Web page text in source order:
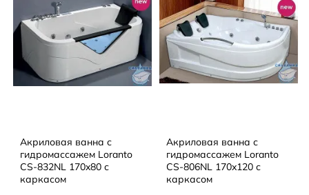
Акриловая ванна с
гидромассажем Loranto
CS-832NL 170x80 с
каркасом
Акриловая ванна с
гидромассажем Loranto
CS-806NL 170x120 с
каркасом